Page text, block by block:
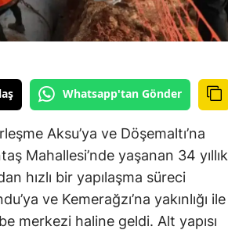
Whatsapp'tan Gönder
Aksu’ya ve Döşemaltı’na
Mahallesi’nde yaşanan 34 yıllık
hızlı bir yapılaşma süreci
ve Kemerağzı’na yakınlığı ile
merkezi haline geldi. Alt yapısı